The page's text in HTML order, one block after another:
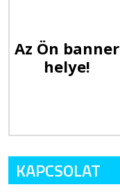
Az Ön banner
helye!
KAPCSOLAT